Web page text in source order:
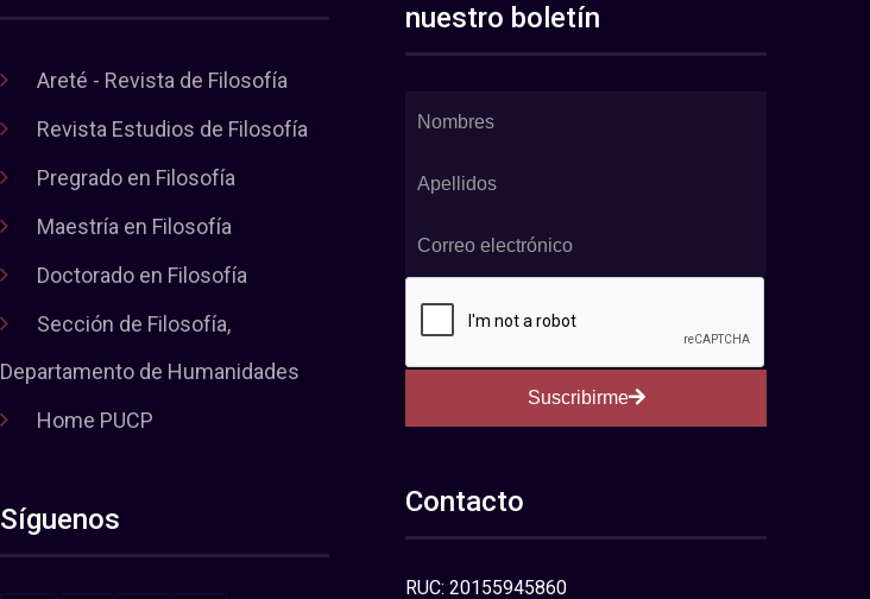
Areté - Revista de Filosofía
Revista Estudios de Filosofía
Pregrado en Filosofía
Maestría en Filosofía
Doctorado en Filosofía
Sección de Filosofía,
Departamento de Humanidades
Home PUCP
Síguenos
nuestro boletín
Suscribirme
Contacto
RUC: 20155945860